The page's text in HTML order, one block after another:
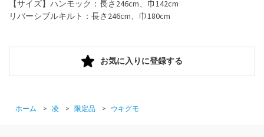
【サイズ】ハンモック：長さ246cm、巾142cm
リバーシブルキルト：長さ246cm、巾180cm
お気に入りに登録する
ホーム > 凌 > 限定品 > ウキグモ